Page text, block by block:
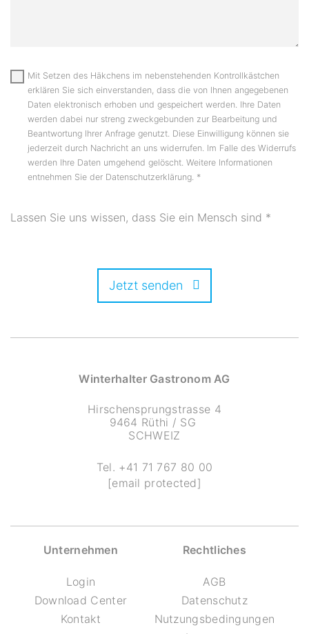
Mit Setzen des Häkchens im nebenstehenden Kontrollkästchen
erklären Sie sich einverstanden, dass die von Ihnen angegebenen
Daten elektronisch erhoben und gespeichert werden. Ihre Daten
werden dabei nur streng zweckgebunden zur Bearbeitung und
Beantwortung Ihrer Anfrage genutzt. Diese Einwilligung können sie
jederzeit durch Nachricht an uns widerrufen. Im Falle des Widerrufs
werden Ihre Daten umgehend gelöscht. Weitere Informationen
entnehmen Sie der Datenschutzerklärung. *
Lassen Sie uns wissen, dass Sie ein Mensch sind *
Jetzt senden
Winterhalter Gastronom AG
Hirschensprungstrasse 4
9464 Rüthi / SG
SCHWEIZ
Tel. +41 71 767 80 00
[email protected]
Unternehmen
Login
Download Center
Kontakt
Rechtliches
AGB
Datenschutz
Nutzungsbedingungen